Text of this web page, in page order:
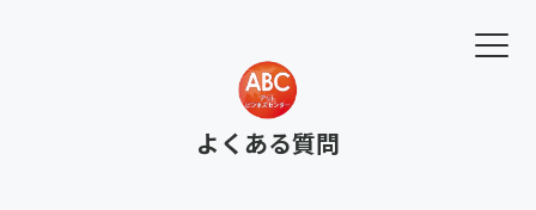
よくある質問